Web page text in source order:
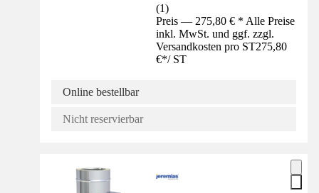
(1)
Preis — 275,80 € * Alle Preise
inkl. MwSt. und ggf. zzgl.
Versandkosten pro ST275,80
€*/ ST
Online bestellbar
Nicht reservierbar